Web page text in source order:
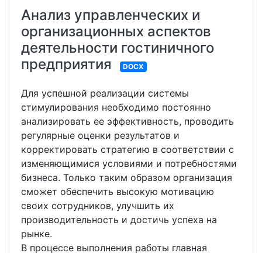
Анализ управленческих и
организационных аспектов
деятельности гостиничного
предприятия
DOCX
Для успешной реализации системы
стимулирования необходимо постоянно
анализировать ее эффективность, проводить
регулярные оценки результатов и
корректировать стратегию в соответствии с
изменяющимися условиями и потребностями
бизнеса. Только таким образом организация
сможет обеспечить высокую мотивацию
своих сотрудников, улучшить их
производительность и достичь успеха на
рынке.
В процессе выполнения работы главная